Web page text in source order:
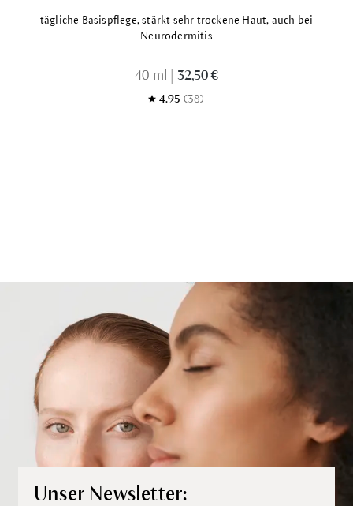
tägliche Basispflege, stärkt sehr trockene Haut, auch bei
Neurodermitis
40 ml 32,50 €
4.95 (38)
Unser Newsletter: